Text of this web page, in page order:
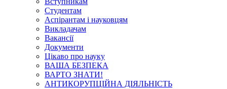
Студентам
Аспірантам і науковцям
Викладачам
Вакансії
Документи
Цікаво про науку
ВАША БЕЗПЕКА
ВАРТО ЗНАТИ!
АНТИКОРУПЦІЙНА ДІЯЛЬНІСТЬ